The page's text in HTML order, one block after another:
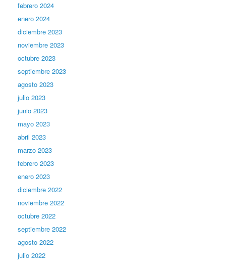
febrero 2024
enero 2024
diciembre 2023
noviembre 2023
octubre 2023
septiembre 2023
agosto 2023
julio 2023
junio 2023
mayo 2023
abril 2023
marzo 2023
febrero 2023
enero 2023
diciembre 2022
noviembre 2022
octubre 2022
septiembre 2022
agosto 2022
julio 2022